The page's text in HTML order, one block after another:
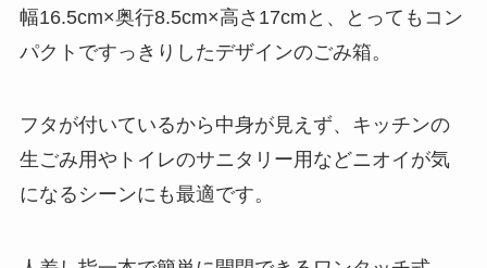
幅16.5cm×奥行8.5cm×高さ17cmと、とってもコン
パクトですっきりしたデザインのごみ箱。
フタが付いているから中身が見えず、キッチンの
生ごみ用やトイレのサニタリー用などニオイが気
になるシーンにも最適です。